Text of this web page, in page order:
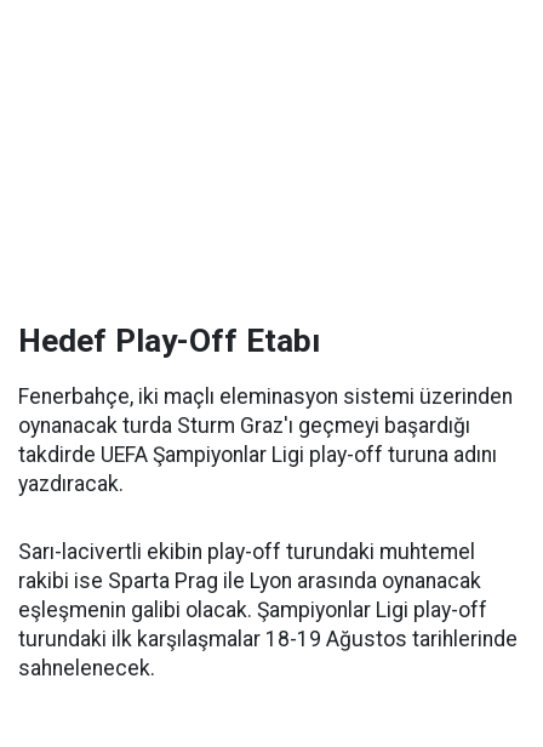
Hedef Play-Off Etabı
Fenerbahçe, iki maçlı eleminasyon sistemi üzerinden
oynanacak turda Sturm Graz'ı geçmeyi başardığı
takdirde UEFA Şampiyonlar Ligi play-off turuna adını
yazdıracak.
Sarı-lacivertli ekibin play-off turundaki muhtemel
rakibi ise Sparta Prag ile Lyon arasında oynanacak
eşleşmenin galibi olacak. Şampiyonlar Ligi play-off
turundaki ilk karşılaşmalar 18-19 Ağustos tarihlerinde
sahnelenecek.